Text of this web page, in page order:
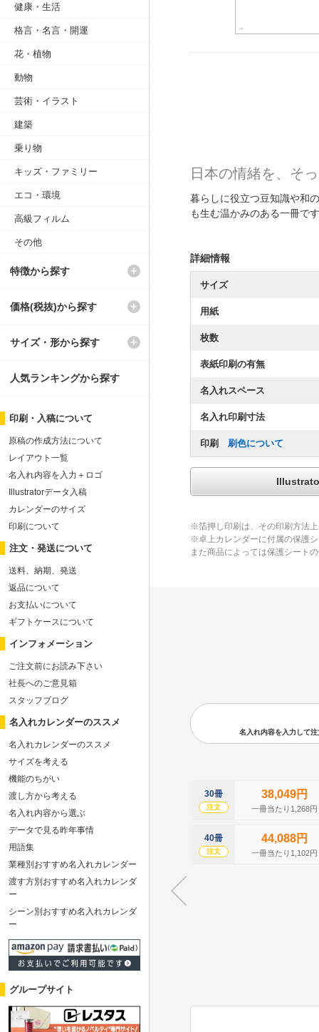
日本の情緒を、そ
暮らしに役立つ豆知識や和
も生む温かみのある一冊で
詳細情報
サイズ
用紙
枚数
表紙印刷の有無
名入れスペース
名入れ印刷寸法
印刷 刷色について
※箔押し印刷は、その印刷方法
※卓上カレンダーに付属の保護
また商品によっては保護シート
名入れ内容を入力して
30冊
注文
38,049円
一冊当たり1,268円
40冊
注文
44,088円
一冊当たり1,102円
健康・生活
格言・名言・開運
花・植物
動物
芸術・イラスト
建築
乗り物
キッズ・ファミリー
エコ・環境
高級フィルム
その他
特徴から探す
価格(税抜)から探す
サイズ・形から探す
人気ランキングから探す
印刷・入稿について
原稿の作成方法について
レイアウト一覧
名入れ内容を入力＋ロゴ
Illustratorデータ入稿
カレンダーのサイズ
印刷について
注文・発送について
送料、納期、発送
返品について
お支払いについて
ギフトケースについて
インフォメーション
ご注文前にお読み下さい
社長へのご意見箱
スタッフブログ
名入れカレンダーのススメ
名入れカレンダーのススメ
サイズを考える
機能のちがい
渡し方から考える
名入れ内容から選ぶ
データで見る昨年事情
用語集
業種別おすすめ名入れカレンダー
渡す方別おすすめ名入れカレンダ
ー
シーン別おすすめ名入れカレンダ
ー
グループサイト